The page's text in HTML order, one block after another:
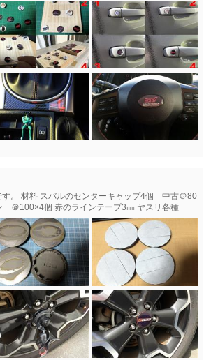
。 材料 スバルのセンターキャップ4個 中古＠80
＠100×4個 赤のラインテープ3㎜ ヤスリ各種